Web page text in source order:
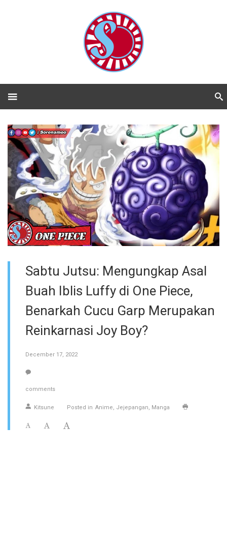
Sabtu Jutsu: Mengungkap Asal
Buah Iblis Luffy di One Piece,
Benarkah Cucu Garp Merupakan
Reinkarnasi Joy Boy?
December 17, 2022
comments
Kitsune Posted in Anime Jejepangan Manga